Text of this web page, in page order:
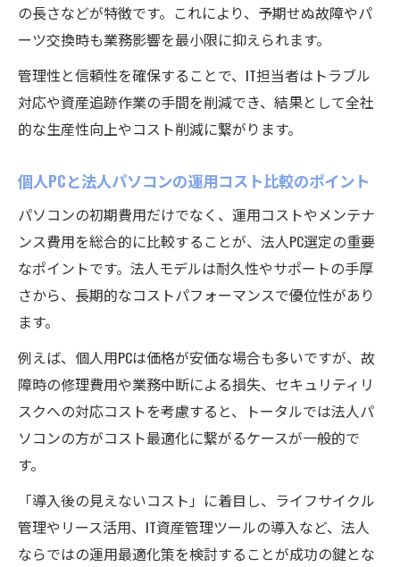
の長さなどが特徴です。これにより、予期せぬ故障やパ
ーツ交換時も業務影響を最小限に抑えられます。
管理性と信頼性を確保することで、IT担当者はトラブル
対応や資産追跡作業の手間を削減でき、結果として全社
的な生産性向上やコスト削減に繋がります。
個人PCと法人パソコンの運用コスト比較のポイント
パソコンの初期費用だけでなく、運用コストやメンテナ
ンス費用を総合的に比較することが、法人PC選定の重要
なポイントです。法人モデルは耐久性やサポートの手厚
さから、長期的なコストパフォーマンスで優位性があり
ます。
例えば、個人用PCは価格が安価な場合も多いですが、故
障時の修理費用や業務中断による損失、セキュリティリ
スクへの対応コストを考慮すると、トータルでは法人パ
ソコンの方がコスト最適化に繋がるケースが一般的で
す。
「導入後の見えないコスト」に着目し、ライフサイクル
管理やリース活用、IT資産管理ツールの導入など、法人
ならではの運用最適化策を検討することが成功の鍵とな